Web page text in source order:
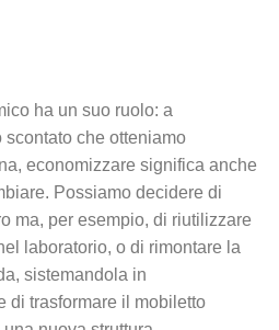
ha un suo ruolo: a
che otteniamo
economizzare significa anche
Possiamo decidere di
ma, per esempio, di riutilizzare
laboratorio, o di rimontare la
sistemandola in
di trasformare il mobiletto